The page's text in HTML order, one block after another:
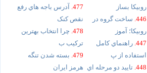
روبيکا بساز
446. ساخت گروه در
روبيکا؛ آموز
447. راهنماي کامل
استفاده از پ
448. تاييد دو مرحله اي
477.
آدرس باجه هاي رفع
نقص کنک
478. چرا انتخاب بهترين
ترکيب ب
479. بسته شدن تنگه
هرمز ايران